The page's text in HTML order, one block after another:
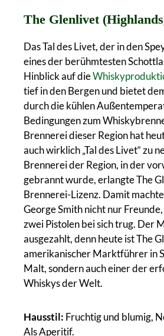
The Glenlivet
Das Tal des Livet, der in den
eines der berühmtesten
Hinblick auf die
tief in den Bergen und bietet
durch die kühlen
Bedingungen zum
Brennerei dieser Region hat
auch wirklich „Tal des Livet“ zu
Brennerei der Region, in der
gebrannt wurde, erlangte The
Brennerei-Lizenz. Damit
George Smith nicht nur
zwei Pistolen bei sich trug. Der
ausgezahlt, denn heute ist The
amerikanischer Marktführer in
Malt, sondern auch einer der
Whiskys der Welt.
Hausstil: Fruchtig und blumig,
Als Aperitif.